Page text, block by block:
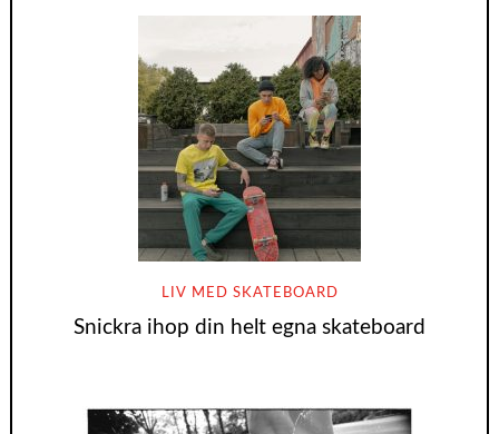
LIV MED SKATEBOARD
Snickra ihop din helt egna skateboard